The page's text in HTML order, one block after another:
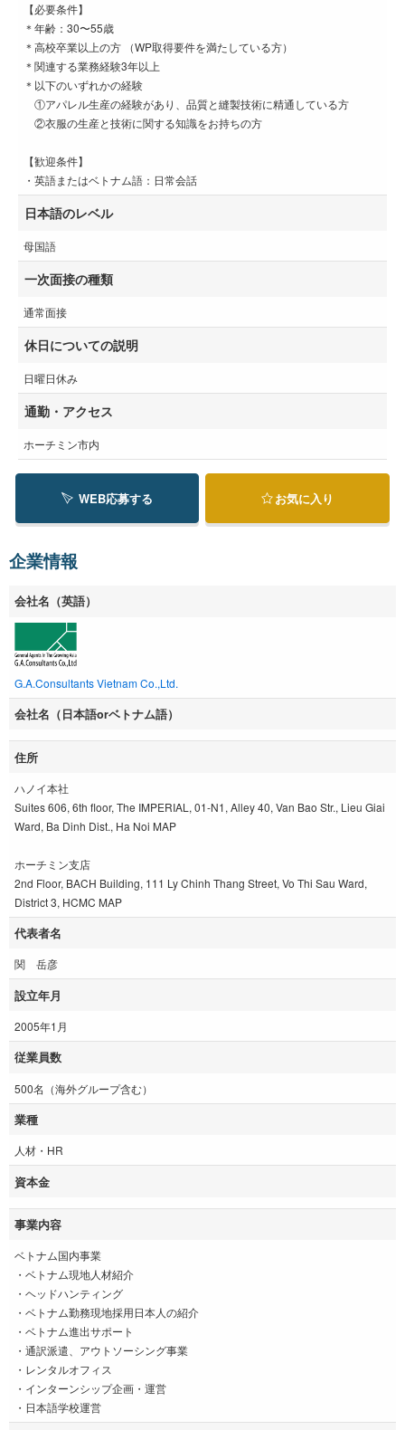
【必要条件】
＊年齢：30〜55歳
＊高校卒業以上の方 （WP取得要件を満たしている方）
＊関連する業務経験3年以上
＊以下のいずれかの経験
①アパレル生産の経験があり、品質と縫製技術に精通している方
②衣服の生産と技術に関する知識をお持ちの方
【歓迎条件】
・英語またはベトナム語：日常会話
日本語のレベル
母国語
一次面接の種類
通常面接
休日についての説明
日曜日休み
通勤・アクセス
ホーチミン市内
WEB応募する お気に入り
企業情報
会社名（英語）
G.A.Consultants Vietnam Co.,Ltd.
会社名（日本語orベトナム語）
住所
ハノイ本社
Suites 606, 6th floor, The IMPERIAL, 01-N1, Alley 40, Van Bao Str., Lieu Giai
Ward, Ba Dinh Dist., Ha Noi MAP
ホーチミン支店
2nd Floor, BACH Building, 111 Ly Chinh Thang Street, Vo Thi Sau Ward,
District 3, HCMC MAP
代表者名
関 岳彦
設立年月
2005年1月
従業員数
500名（海外グループ含む）
業種
人材・HR
資本金
事業内容
ベトナム国内事業
・ベトナム現地人材紹介
・ヘッドハンティング
・ベトナム勤務現地採用日本人の紹介
・ベトナム進出サポート
・通訳派遣、アウトソーシング事業
・レンタルオフィス
・インターンシップ企画・運営
・日本語学校運営